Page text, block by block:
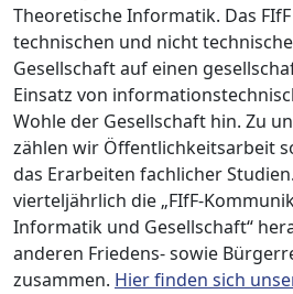
Theoretische Informatik. Das
technischen und nicht
Gesellschaft auf einen
Einsatz von
Wohle der Gesellschaft hin. Zu
zählen wir Öffentlichkeitsarbeit
das Erarbeiten fachlicher
vierteljährlich die „FIfF-
Informatik und Gesellschaft“
anderen Friedens- sowie
zusammen. Hier finden sich